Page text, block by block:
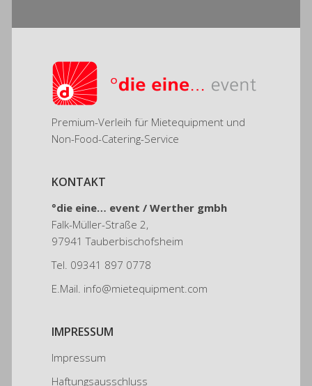
Premium-Verleih für Mietequipment und
Non-Food-Catering-Service
KONTAKT
°die eine… event / Werther gmbh
Falk-Müller-Straße 2,
97941 Tauberbischofsheim
Tel. 09341 897 0778
E.Mail. info@mietequipment.com
IMPRESSUM
Impressum
Haftungsausschluss